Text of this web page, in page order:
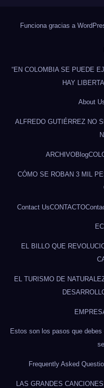
Funciona gracias a
“EN COLOMBIA SE PUEDE
HAY
About
ALFREDO GUTIÉRREZ NO
ARCHIVOBlog
CÓMO SE ROBAN 3 MIL
Contact UsCONTACTO
EL BILLO QUE
EL TURISMO DE
Estos son los pasos que
Frequently Asked
LAS GRANDES